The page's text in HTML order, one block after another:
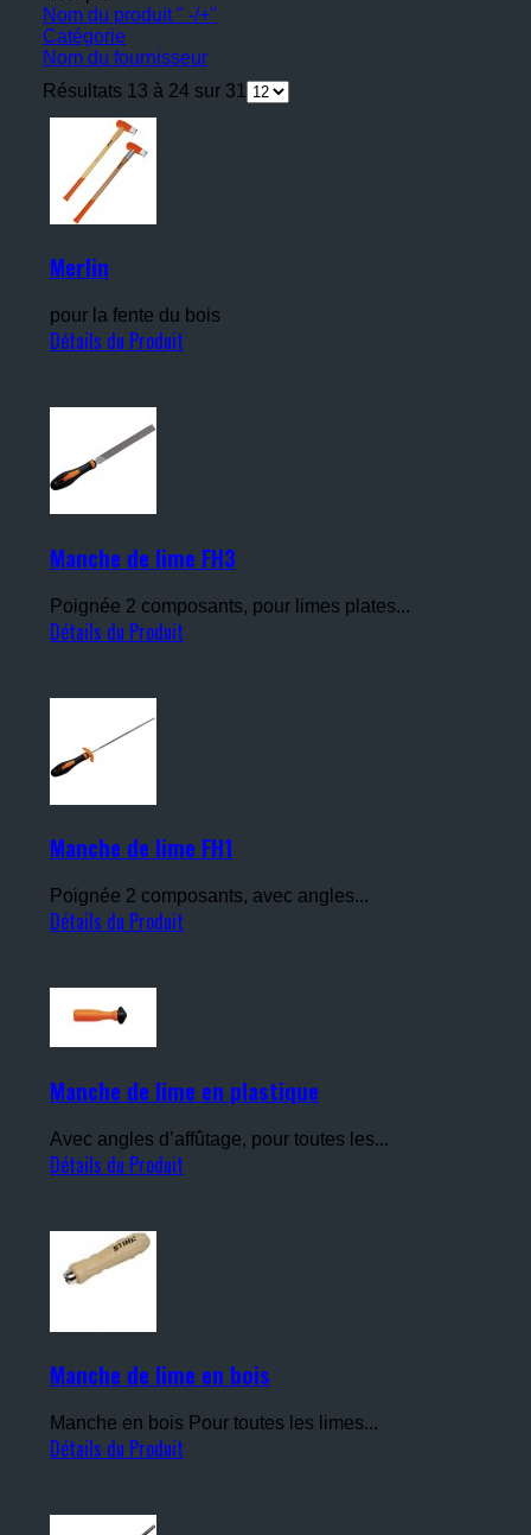
Nom du produit " -/+"
Catégorie
Nom du fournisseur
Résultats 13 à 24 sur 31
Merlin
pour la fente du bois
Détails du Produit
Manche de lime FH3
Poignée 2 composants, pour limes plates...
Détails du Produit
Manche de lime FH1
Poignée 2 composants, avec angles...
Détails du Produit
Manche de lime en plastique
Avec angles d’affûtage, pour toutes les...
Détails du Produit
Manche de lime en bois
Manche en bois Pour toutes les limes...
Détails du Produit